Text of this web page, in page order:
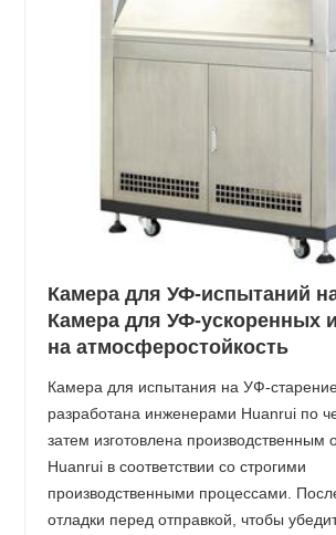
Камера для УФ-испытаний
Камера для УФ-ускоренных
на атмосферостойкость
Камера для испытания на УФ-
разработана инженерами Huanrui по
затем изготовлена ​​производственным
Huanrui в соответствии со строгими
производственными процессами.
отладки перед отправкой, чтобы